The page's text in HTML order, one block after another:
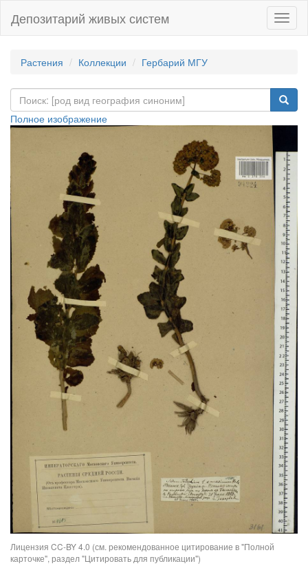
Депозитарий живых систем
Растения Коллекции Гербарий МГУ
Полное изображение
Лицензия CC-BY 4.0 (см. рекомендованное цитирование в "Полной
карточке", раздел "Цитировать для публикации")